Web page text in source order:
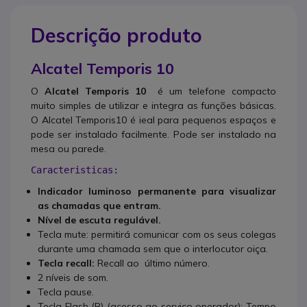
Descrição produto
Alcatel Temporis 10
O Alcatel Temporis 10
é um telefone compacto
muito simples de utilizar e integra as funções básicas.
O Alcatel Temporis10 é ieal para pequenos espaços e
pode ser instalado facilmente. Pode ser instalado na
mesa ou parede.
Caracteristicas:
Indicador luminoso permanente para visualizar
as chamadas que entram.
Nível de escuta regulável.
Tecla mute: permitirá comunicar com os seus colegas
durante uma chamada sem que o interlocutor oiça.
Tecla recall: Recall ao último número.
2 níveis de som.
Tecla pause.